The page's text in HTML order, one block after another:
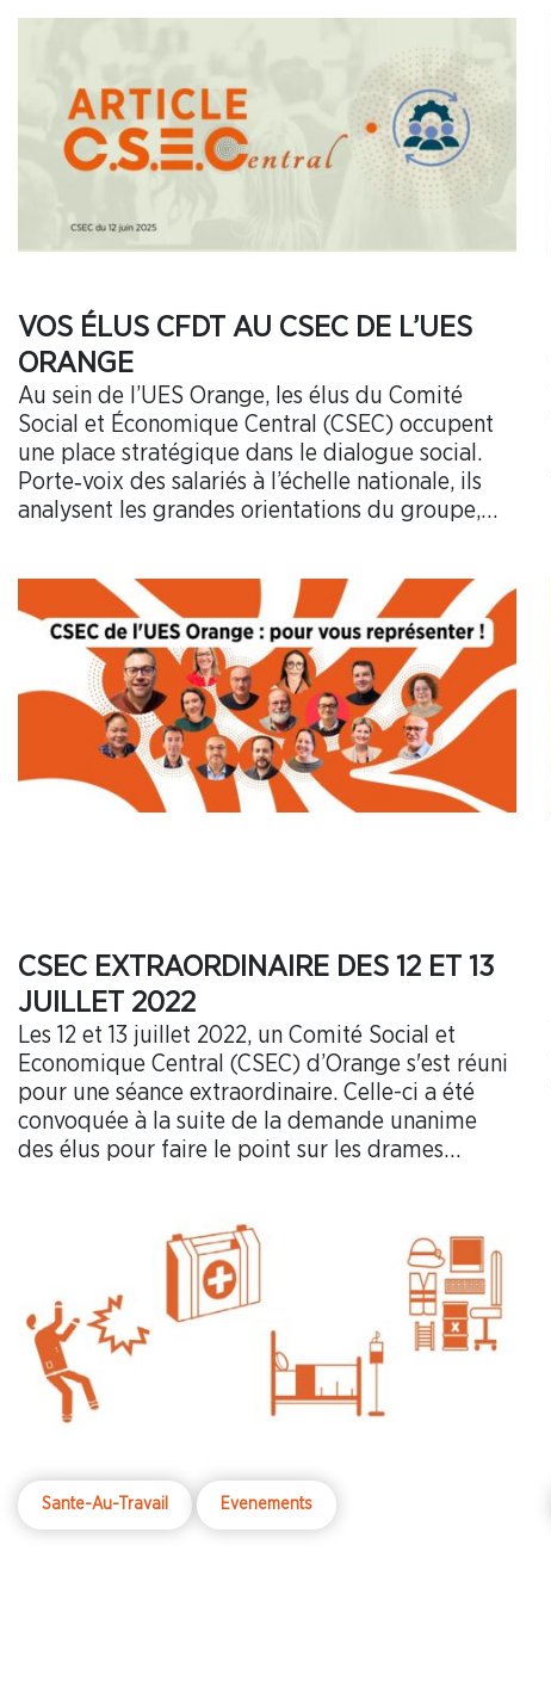
VOS ÉLUS CFDT AU CSEC DE L’UES
ORANGE
Au sein de l’UES Orange, les élus du Comité
Social et Économique Central (CSEC) occupent
une place stratégique dans le dialogue social.
Porte‑voix des salariés à l’échelle nationale, ils
analysent les grandes orientations du groupe,
conduite des transformations. Leur action
collective constitue un pilier essentiel du
fonctionnement démocratique de l’entreprise et
de la représentation des collaborateurs.
CSEC EXTRAORDINAIRE DES 12 ET 13
JUILLET 2022
Les 12 et 13 juillet 2022, un Comité Social et
Economique Central (CSEC) d’Orange s'est réuni
pour une séance extraordinaire. Celle-ci a été
convoquée à la suite de la demande unanime
des élus pour faire le point sur les drames
situation actuelle vécue globalement par les
salariés. L’enquête triennale du CNPS, le rapport
annuel des médecins du travail, vos remontées
auprès des représentants du personnel, la
multiplication des projets de transformation,
filialisation et modification des outils sont autant
de signaux que la direction ne doit plus ignorer.
Sante-Au-Travail Evenements